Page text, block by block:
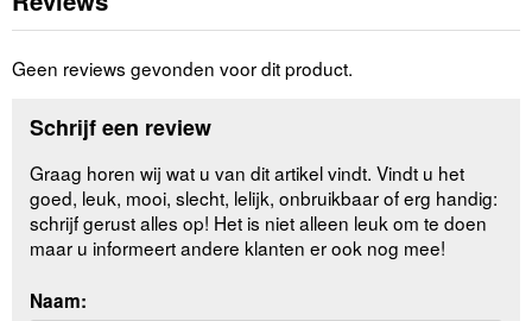
Geen reviews gevonden voor dit product.
Schrijf een review
Graag horen wij wat u van dit artikel vindt. Vindt u het
goed, leuk, mooi, slecht, lelijk, onbruikbaar of erg handig:
schrijf gerust alles op! Het is niet alleen leuk om te doen
maar u informeert andere klanten er ook nog mee!
Naam: